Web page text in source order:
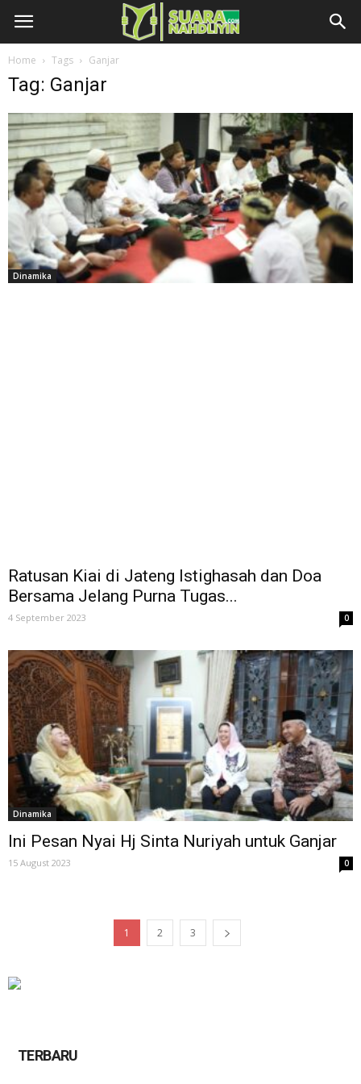
Home Tags Ganjar
Tag: Ganjar
Dinamika
Ratusan Kiai di Jateng Istighasah dan Doa
Bersama Jelang Purna Tugas...
4 September 2023 0
Dinamika
Ini Pesan Nyai Hj Sinta Nuriyah untuk Ganjar
15 August 2023 0
1 2 3
TERBARU